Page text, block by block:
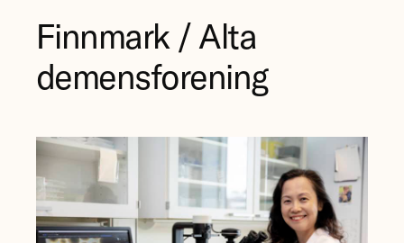
Finnmark / Alta
demensforening